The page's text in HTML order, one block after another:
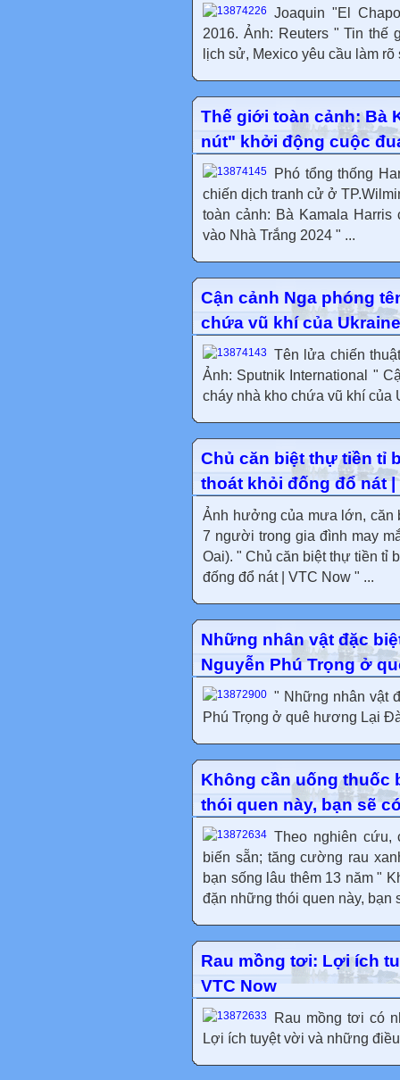
Joaquin "El
2016. Ảnh: Reuters " Tin thế
lịch sử, Mexico yêu cầu làm
Thế giới toàn cảnh: Bà
nút" khởi động cuộc
Phó tổng thống
chiến dịch tranh cử ở
toàn cảnh: Bà Kamala
vào Nhà Trắng 2024 " ...
Cận cảnh Nga phóng
chứa vũ khí của
Tên lửa chiến
Ảnh: Sputnik International "
cháy nhà kho chứa vũ khí của
Chủ căn biệt thự tiền tỉ
thoát khỏi đống đổ nát |
Ảnh hưởng của mưa lớn, căn
7 người trong gia đình may
Oai). " Chủ căn biệt thự tiền tỉ
đống đổ nát | VTC Now " ...
Những nhân vật đặc
Nguyễn Phú Trọng ở
" Những nhân vật
Phú Trọng ở quê hương Lại
Không cần uống thuốc
thói quen này, bạn sẽ
Theo nghiên cứu,
biến sẵn; tăng cường rau
bạn sống lâu thêm 13 năm "
đặn những thói quen này, bạn
Rau mồng tơi: Lợi ích
VTC Now
Rau mồng tơi có
Lợi ích tuyệt vời và những